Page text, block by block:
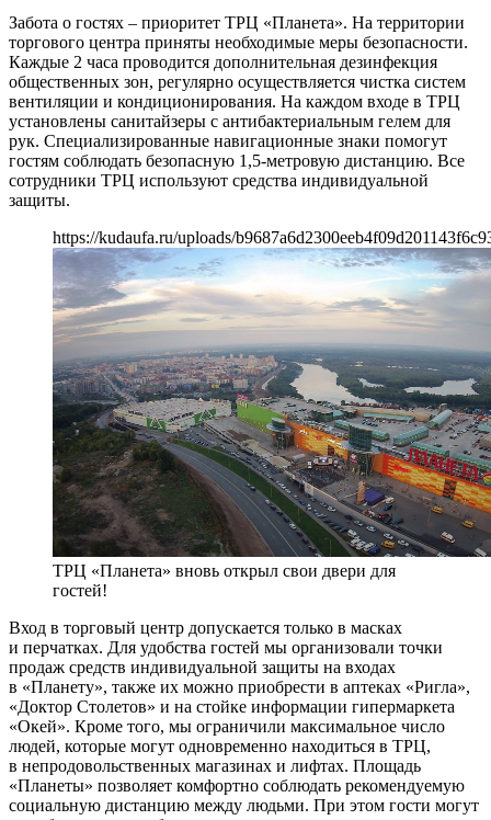
Забота о гостях – приоритет ТРЦ «Планета». На территории
торгового центра приняты необходимые меры безопасности.
Каждые 2 часа проводится дополнительная дезинфекция
общественных зон, регулярно осуществляется чистка систем
вентиляции и кондиционирования. На каждом входе в ТРЦ
установлены санитайзеры с антибактериальным гелем для
рук. Специализированные навигационные знаки помогут
гостям соблюдать безопасную 1,5-метровую дистанцию. Все
сотрудники ТРЦ используют средства индивидуальной
защиты.
https://kudaufa.ru/uploads/
ТРЦ «Планета» вновь открыл свои двери для
гостей!
Вход в торговый центр допускается только в масках
и перчатках. Для удобства гостей мы организовали точки
продаж средств индивидуальной защиты на входах
в «Планету», также их можно приобрести в аптеках «Ригла»,
«Доктор Столетов» и на стойке информации гипермаркета
«Окей». Кроме того, мы ограничили максимальное число
людей, которые могут одновременно находиться в ТРЦ,
в непродовольственных магазинах и лифтах. Площадь
«Планеты» позволяет комфортно соблюдать рекомендуемую
социальную дистанцию между людьми. При этом гости могут